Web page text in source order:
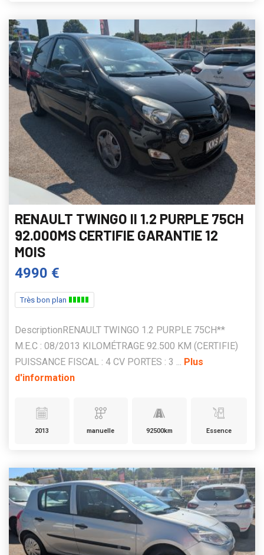
RENAULT TWINGO II 1.2 PURPLE 75CH
92.000MS CERTIFIE GARANTIE 12
MOIS
4990 €
Très bon plan
DescriptionRENAULT TWINGO 1.2 PURPLE 75CH**
M.E.C : 08/2013 KILOMÉTRAGE 92.500 KM (CERTIFIE)
PUISSANCE FISCAL : 4 CV PORTES : 3 ... Plus
d'information
2013 manuelle 92500km Essence